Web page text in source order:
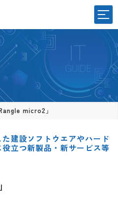
Rangle micro2」
建設ソフトウエアやハード
立つ新製品・新サービス等